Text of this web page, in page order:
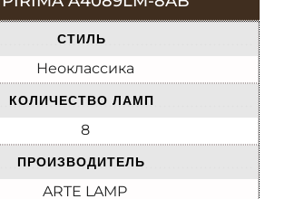
СТИЛЬ
Неоклассика
КОЛИЧЕСТВО ЛАМП
8
ПРОИЗВОДИТЕЛЬ
ARTE LAMP